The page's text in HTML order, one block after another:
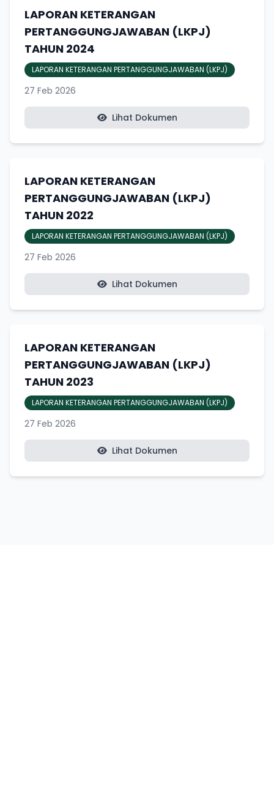
LAPORAN KETERANGAN
PERTANGGUNGJAWABAN (LKPJ)
TAHUN 2024
LAPORAN KETERANGAN PERTANGGUNGJAWABAN (LKPJ)
27 Feb 2026
Lihat Dokumen
LAPORAN KETERANGAN
PERTANGGUNGJAWABAN (LKPJ)
TAHUN 2022
LAPORAN KETERANGAN PERTANGGUNGJAWABAN (LKPJ)
27 Feb 2026
Lihat Dokumen
LAPORAN KETERANGAN
PERTANGGUNGJAWABAN (LKPJ)
TAHUN 2023
LAPORAN KETERANGAN PERTANGGUNGJAWABAN (LKPJ)
27 Feb 2026
Lihat Dokumen